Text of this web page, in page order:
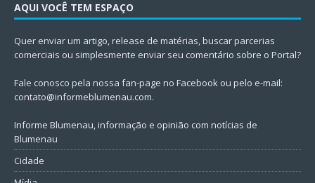
AQUI VOCÊ TEM ESPAÇO
Quer enviar um artigo, release de matérias, buscar parcerias
comerciais ou simplesmente enviar seu comentário sobre o Portal?
Fale conosco pela nossa fan-page no Facebook ou pelo e-mail:
contato@informeblumenau.com.
Informe Blumenau, informação e opinião com notícias de
Blumenau
Cidade